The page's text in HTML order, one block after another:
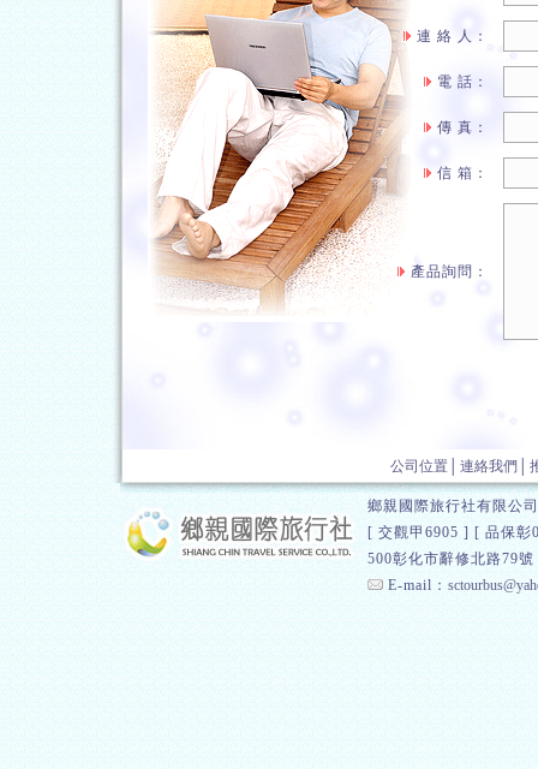
連 絡 人：
電 話：
傳 真：
信 箱：
產品詢問：
公司位置 連絡我們
鄉親國際旅行社有限
[ 交觀甲6905 ] [ 品保
500彰化市辭修北路79
E-mail：